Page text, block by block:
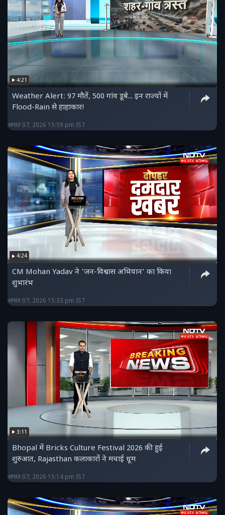
4:21
Weather Alert: 97 मौतें, 500 गांव डूबे... इन राज्यों में
Flood-Rain से हाहाकार!
अगस्त 07, 2026 15:59 pm IST
4:24
CM Mohan Yadav ने 'जन-विश्वास अभियान' का किया
शुभारंभ
अगस्त 07, 2026 15:33 pm IST
3:11
Bhopal में Bricks Culture Festival 2026 की हुई
शुरुआत, Rajasthan कलाकारों ने मचाई धूम
अगस्त 07, 2026 15:14 pm IST